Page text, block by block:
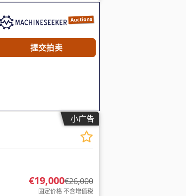
提交拍卖
小广告
€19,000€26,000
固定价格 不含增值税